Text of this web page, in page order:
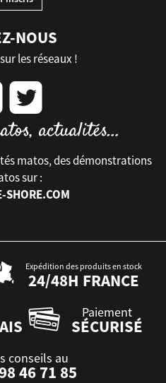
NOUS
les réseaux !
matos, des démonstrations
sur :
SHORE.COM
Expédition des produits en stock
24/48H FRANCE
Paiement
SÉCURISÉ
conseils au
46 71 85